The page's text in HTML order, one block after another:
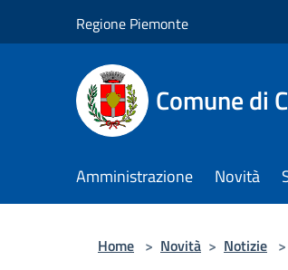
Regione Piemonte
Comune di
Amministrazione Novità
Home > Novità > Notizie >